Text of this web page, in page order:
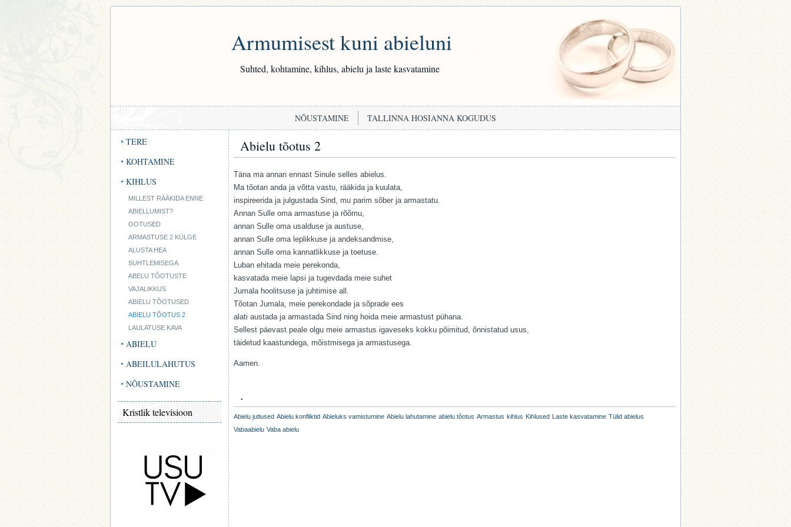
Armumisest kuni abieluni
Suhted, kohtamine, kihlus, abielu ja laste kasvatamine
NÕUSTAMINE TALLINNA HOSIANNA KOGUDUS
TERE
KOHTAMINE
KIHLUS
MILLEST RÄÄKIDA ENNE
ABIELLUMIST?
OOTUSED
ARMASTUSE 2 KÜLGE
ALUSTA HEA
SUHTLEMISEGA
ABELU TÕOTUSTE
VAJALIKKUS
ABIELU TÕOTUSED
ABIELU TÕOTUS 2
LAULATUSE KAVA
ABIELU
ABEILULAHUTUS
NÕUSTAMINE
Kristlik televisioon
Abielu tõotus 2
Täna ma annan ennast Sinule selles abielus.
Ma tõotan anda ja võtta vastu, rääkida ja kuulata,
inspireerida ja julgustada Sind, mu parim sõber ja armastatu.
Annan Sulle oma armastuse ja rõõmu,
annan Sulle oma usalduse ja austuse,
annan Sulle oma leplikkuse ja andeksandmise,
annan Sulle oma kannatlikkuse ja toetuse.
Luban ehitada meie perekonda,
kasvatada meie lapsi ja tugevdada meie suhet
Jumala hoolitsuse ja juhtimise all.
Tõotan Jumala, meie perekondade ja sõprade ees
alati austada ja armastada Sind ning hoida meie armastust pühana.
Sellest päevast peale olgu meie armastus igaveseks kokku põimitud, õnnistatud usus,
täidetud kaastundega, mõistmisega ja armastusega.
Aamen.
.
Abielu jutlused Abielu konfliktid Abieluks vamistumine Abielu lahutamine abielu tõotus Armastus kihlus Kihlused Laste kasvatamine Tülid abielus
Vabaabielu Vaba abielu